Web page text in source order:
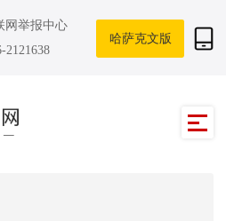
网举报中心
2121638
哈萨克文版